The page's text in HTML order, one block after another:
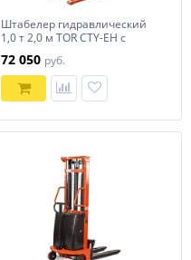
Штабелер гидравлический
1,0 т 2,0 м TOR CTY-EH с
72 050 руб.